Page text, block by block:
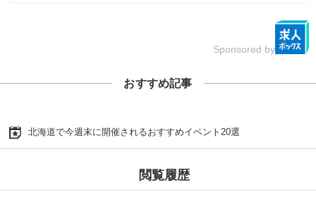
Sponsored by
おすすめ記事
北海道で今週末に開催されるおすすめイベント20選
閲覧履歴